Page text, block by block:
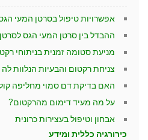
אפשרויות טיפול בסרטן המעי
ההבדל בין סרטן המעי הגס
מניעת סטומה זמנית בניתוחי
צניחת רקטום והבעיות הנלוות לה
האם בדיקת דם סמוי מחליפה
על מה מעיד דימום מהרקטום?
אבחון וטיפול בעצירות כרונית
כירורגיה כללית ומידע